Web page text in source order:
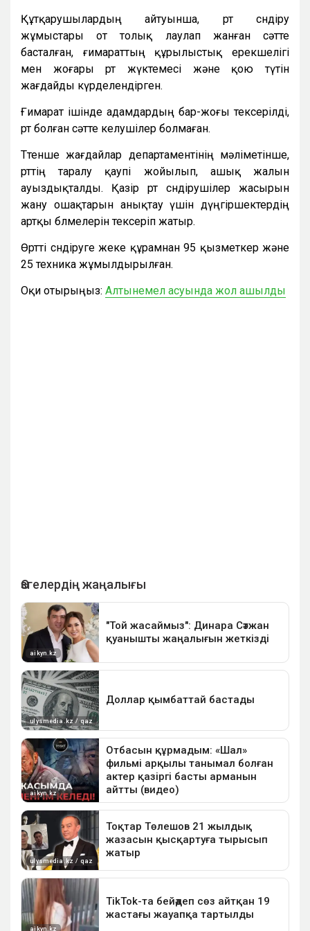
Құтқарушылардың айтуынша, өрт сөндіру
жұмыстары от толық лаулап жанған сәтте
басталған, ғимараттың құрылыстық ерекшелігі
мен жоғары өрт жүктемесі және қою түтін
жағдайды күрделендірген.
Ғимарат ішінде адамдардың бар-жоғы тексерілді,
өрт болған сәтте келушілер болмаған.
Төтенше жағдайлар департаментінің мәліметінше,
өрттің таралу қаупі жойылып, ашық жалын
ауыздықталды. Қазір өрт сөндірушілер жасырын
жану ошақтарын анықтау үшін дүңгіршектердің
артқы бөлмелерін тексеріп жатыр.
Өртті сөндіруге жеке құрамнан 95 қызметкер және
25 техника жұмылдырылған.
Оқи отырыңыз: Алтынемел асуында жол ашылды